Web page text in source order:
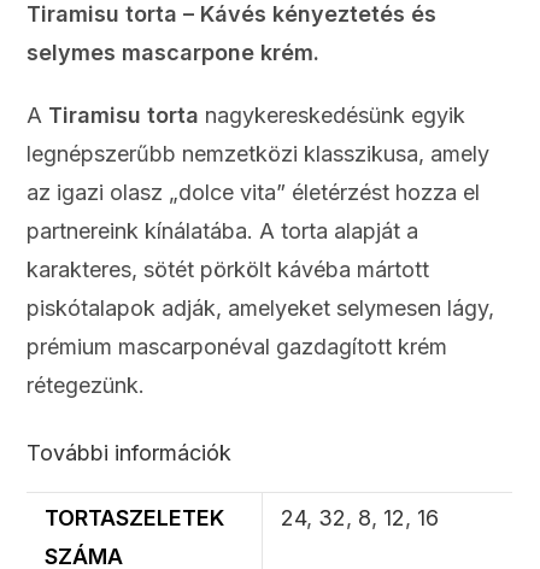
Tiramisu torta – Kávés kényeztetés és
selymes mascarpone krém.
A Tiramisu torta nagykereskedésünk egyik
legnépszerűbb nemzetközi klasszikusa, amely
az igazi olasz „dolce vita” életérzést hozza el
partnereink kínálatába. A torta alapját a
karakteres, sötét pörkölt kávéba mártott
piskótalapok adják, amelyeket selymesen lágy,
prémium mascarponéval gazdagított krém
rétegezünk.
További információk
TORTASZELETEK
SZÁMA
24, 32, 8, 12, 16